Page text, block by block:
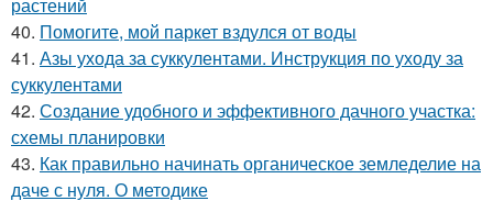
40. Помогите, мой паркет вздулся от воды
41. Азы ухода за суккулентами. Инструкция по уходу за
суккулентами
42. Создание удобного и эффективного дачного участка:
схемы планировки
43. Как правильно начинать органическое земледелие на
даче с нуля. О методике